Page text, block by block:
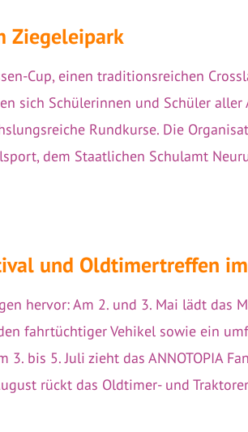
Ziegeleipark
Cup, einen traditionsreichen
sich Schülerinnen und Schüler
Rundkurse. Die
dem Staatlichen Schulamt
und Oldtimer­treffen
hervor: Am 2. und 3. Mai lädt das
fahrtüchtiger Vehikel sowie ein
bis 5. Juli zieht das ANNOTOPIA
rückt das Oldtimer- und